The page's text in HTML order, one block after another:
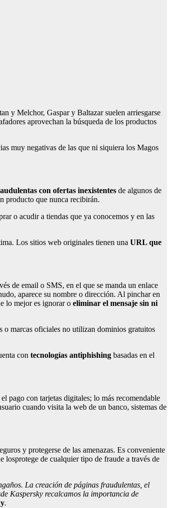
y Melchor, Gaspar y Baltazar suelen arriesgarse
aprovechan la búsqueda de los productos
muy negativas de las que ni siquiera los Magos
con ofertas inexistentes de algunos de
producto que nunca recibirán.
o acudir a tiendas que ya conocemos y en las
Los sitios web originales tienen una URL que
de email o SMS, en el que se manda un enlace
aparece su nombre o dirección. Al pinchar en
lo mejor es ignorar o eliminar el mensaje sin ni
marcas oficiales no utilizan dominios gratuitos
con tecnologías antiphishing basadas en el
pago con tarjetas digitales; lo más recomendable
cuando visita la web de un banco, sistemas de
y protegerse de las amenazas. Es conveniente
de cualquier tipo de fraude a través de
La creación de páginas fraudulentas, el
Kaspersky recalcamos la importancia de
.